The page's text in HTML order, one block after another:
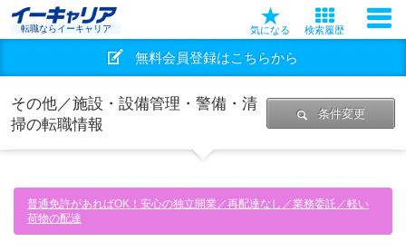
転職ならイーキャリア 気になる 検索履歴
無料会員登録はこちらから
その他／施設・設備管理・警備・清
掃の転職情報
条件変更
普通免許があればOK！安心の独立開業／再配達なし／業務委託／軽い
荷物の配達